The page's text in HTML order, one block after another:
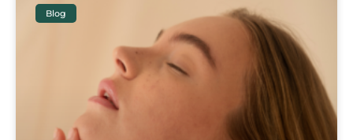
Blog